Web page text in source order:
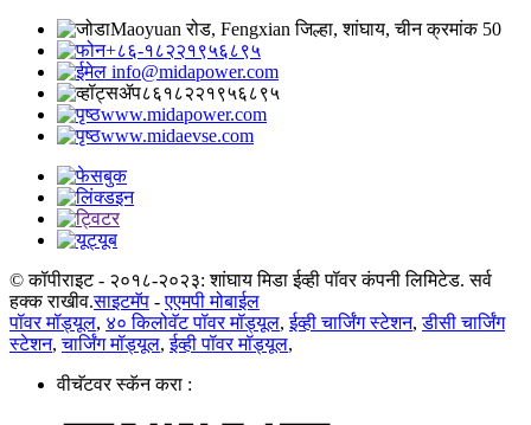
Maoyuan रोड, Fengxian जिल्हा, शांघाय, चीन क्रमांक 50
+८६-१८२२१९५६८९५
info@midapower.com
८६१८२२१९५६८९५
www.midapower.com
www.midaevse.com
© कॉपीराइट - २०१८-२०२३: शांघाय मिडा ईव्ही पॉवर कंपनी लिमिटेड. सर्व
हक्क राखीव.साइटमॅप -एएमपी मोबाईल
पॉवर मॉड्यूल, ४० किलोवॅट पॉवर मॉड्यूल,ईव्ही चार्जिंग स्टेशन,डीसी चार्जिंग
स्टेशन,चार्जिंग मॉड्यूल,ईव्ही पॉवर मॉड्यूल,
वीचॅटवर स्कॅन करा :